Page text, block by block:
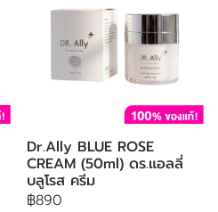
Dr.Ally BLUE ROSE
CREAM (50ml) ดร.แอลลี่
บลูโรส ครีม
฿890